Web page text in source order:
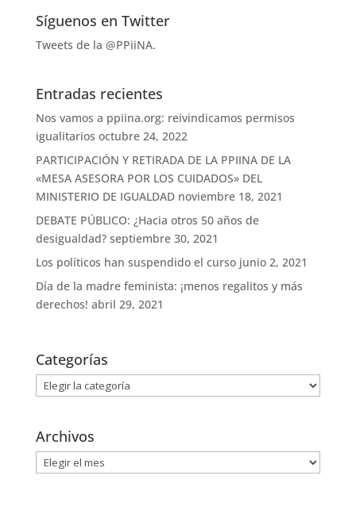
Síguenos en Twitter
Tweets de la @PPiiNA.
Entradas recientes
Nos vamos a ppiina.org: reivindicamos permisos
igualitarios octubre 24, 2022
PARTICIPACIÓN Y RETIRADA DE LA PPIINA DE LA
«MESA ASESORA POR LOS CUIDADOS» DEL
MINISTERIO DE IGUALDAD noviembre 18, 2021
DEBATE PÚBLICO: ¿Hacia otros 50 años de
desigualdad? septiembre 30, 2021
Los políticos han suspendido el curso junio 2, 2021
Día de la madre feminista: ¡menos regalitos y más
derechos! abril 29, 2021
Categorías
Categorías
Archivos
Archivos